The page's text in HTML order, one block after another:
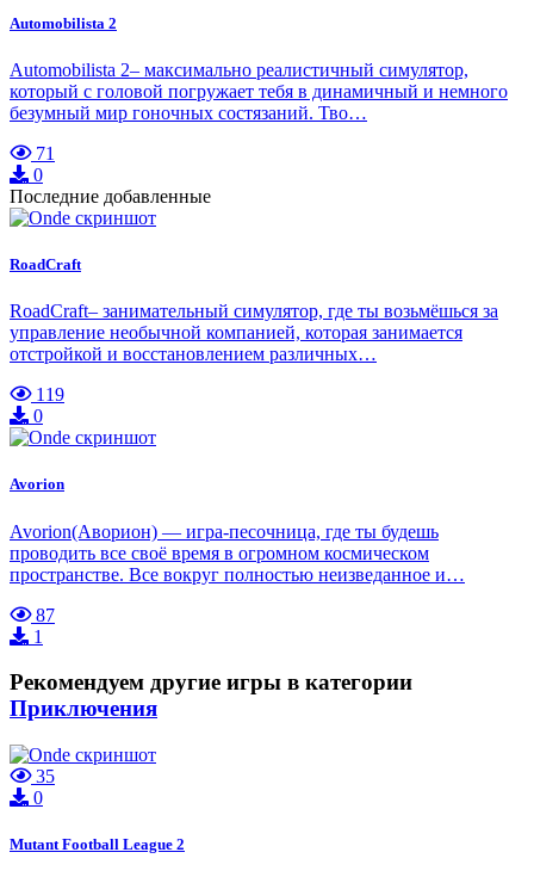
Automobilista 2
Automobilista 2– максимально реалистичный симулятор,
который с головой погружает тебя в динамичный и немного
безумный мир гоночных состязаний. Тво…
71
0
Последние добавленные
RoadCraft
RoadCraft– занимательный симулятор, где ты возьмёшься за
управление необычной компанией, которая занимается
отстройкой и восстановлением различных…
119
0
Avorion
Avorion(Аворион) — игра-песочница, где ты будешь
проводить все своё время в огромном космическом
пространстве. Все вокруг полностью неизведанное и…
87
1
Рекомендуем другие игры в категории
Приключения
35
0
Mutant Football League 2